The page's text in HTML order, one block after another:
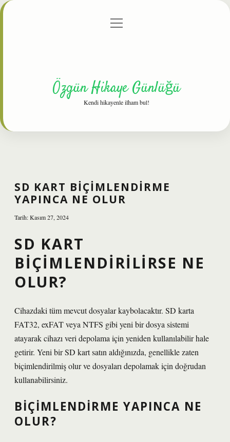
Gizlilik Politikası
menüyü
Özgün Hikaye Günlüğü
Kendi hikayenle ilham bul!
SD KART BIÇIMLENDIRME
YAPINCA NE OLUR
Tarih: Kasım 27, 2024
SD KART
BIÇIMLENDIRILIRSE NE
OLUR?
Cihazdaki tüm mevcut dosyalar kaybolacaktır. SD karta
FAT32, exFAT veya NTFS gibi yeni bir dosya sistemi
atayarak cihazı veri depolama için yeniden kullanılabilir hale
getirir. Yeni bir SD kart satın aldığınızda, genellikle zaten
biçimlendirilmiş olur ve dosyaları depolamak için doğrudan
kullanabilirsiniz.
BIÇIMLENDIRME YAPINCA NE
OLUR?